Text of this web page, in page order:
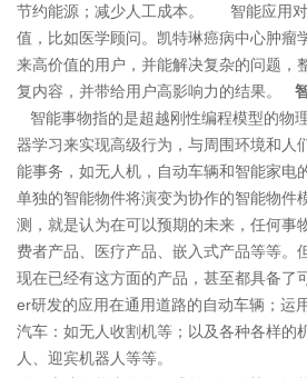
节约能源；减少人工成本。 智能应用对
值，比如医学顾问。凯特琳癌病中心肿瘤
来高价值的用户，并能解决复杂的问题，
复内容，并带给用户高影响力的结果。
智能事物指的是超越刚性编程模型的物
器学习来实现高级行为，与周围环境和人
能事务，如无人机，自动车辆和智能家电
单独的智能物件将演变为协作的智能物
测，就是认为在可以预期的未来，任何事
费者产品、医疗产品、嵌入式产品等等。
现在已经有这方面的产品，甚至都具备了
er研发的应用在通用道路的自动车辆；运
汽车：如无人收割机等；以及各种各样的
人、迎宾机器人等等。